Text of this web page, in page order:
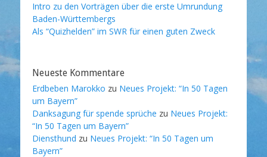
Intro zu den Vorträgen über die erste Umrundung
Baden-Württembergs
Als “Quizhelden” im SWR für einen guten Zweck
Neueste Kommentare
Erdbeben Marokko zu Neues Projekt: “In 50 Tagen
um Bayern”
Danksagung für spende sprüche zu Neues Projekt:
“In 50 Tagen um Bayern”
Diensthund zu Neues Projekt: “In 50 Tagen um
Bayern”